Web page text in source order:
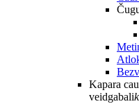
Kapara
veidgabali